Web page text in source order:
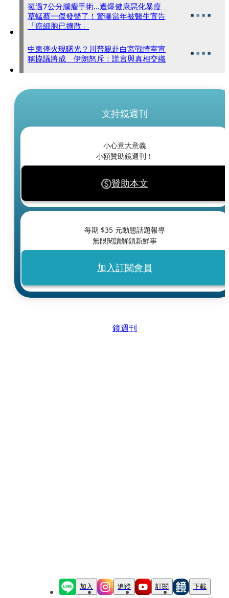
挺過7公分腦瘤手術...遭爆健康惡化暴瘦
草蜢蔡一傑發聲了！驚曝當年被醫生宣告
「癌細胞已擴散」
中東停火現曙光？川普親赴白宮戰情室宣
稱協議將成 伊朗怒斥：謊言與真相交織
支持鏡週刊
小心意大意義
小額贊助鏡週刊！
贊助本文
每期 $35 元動態話題報導
無限閱讀解鎖新鮮事
加入訂閱會員
鏡週刊
加入 追蹤 訂閱 下載